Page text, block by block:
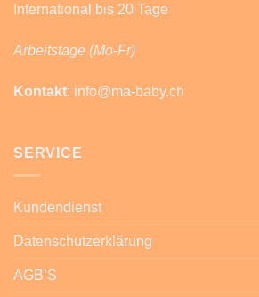
International bis 20 Tage
Arbeitstage (Mo-Fr)
Kontakt: info@ma-baby.ch
SERVICE
Kundendienst
Datenschutzerklärung
AGB’S